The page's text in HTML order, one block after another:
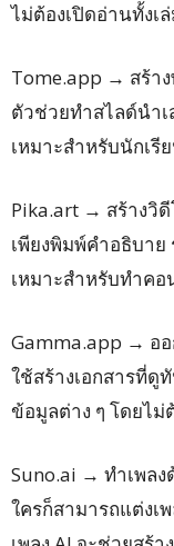
ไม่ต้องเปิดอ่านทั้งเ
Tome.app → สร้า
ตัวช่วยทำสไลด์นำ
เหมาะสำหรับนักเ
Pika.art → สร้างวิ
เพียงพิมพ์คำอธิบาย
เหมาะสำหรับทำค
Gamma.app → อ
ใช้สร้างเอกสารที่ดู
ข้อมูลต่าง ๆ โดยไม่
Suno.ai → ทำเพลง
ใครก็สามารถแต่งเ